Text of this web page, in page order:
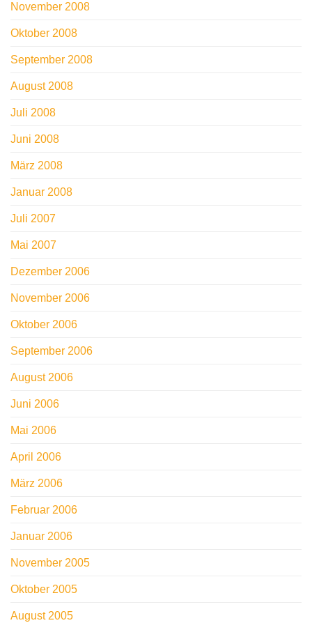
November 2008
Oktober 2008
September 2008
August 2008
Juli 2008
Juni 2008
März 2008
Januar 2008
Juli 2007
Mai 2007
Dezember 2006
November 2006
Oktober 2006
September 2006
August 2006
Juni 2006
Mai 2006
April 2006
März 2006
Februar 2006
Januar 2006
November 2005
Oktober 2005
August 2005